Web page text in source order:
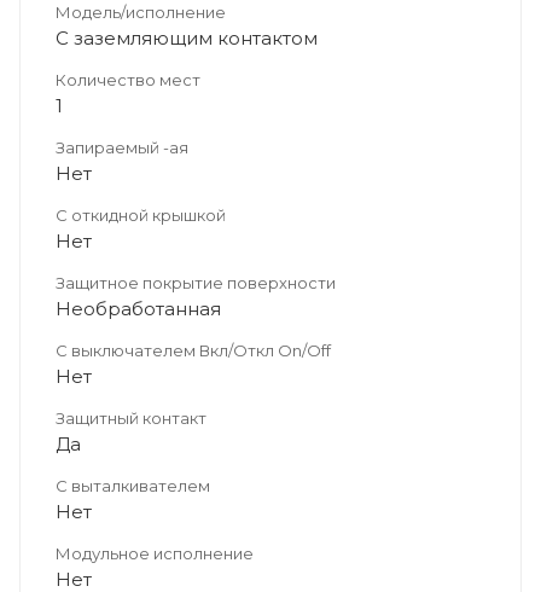
Модель/исполнение
С заземляющим контактом
Количество мест
1
Запираемый -ая
Нет
С откидной крышкой
Нет
Защитное покрытие поверхности
Необработанная
С выключателем Вкл/Откл On/Off
Нет
Защитный контакт
Да
С выталкивателем
Нет
Модульное исполнение
Нет